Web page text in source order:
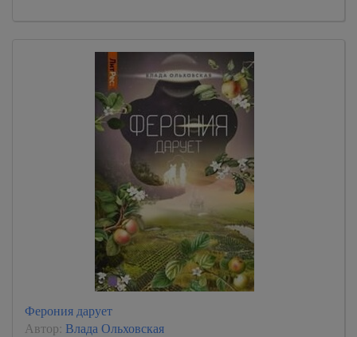
Ферония дарует
Автор: Влада Ольховская